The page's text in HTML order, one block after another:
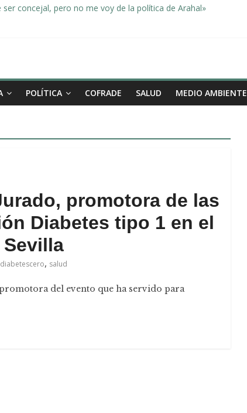
concejal, pero no me voy de la política de Arahal»
POLÍTICA COFRADE SALUD MEDIO AMBIENTE
promotora de las
Diabetes tipo 1 en el
diabetescero, salud
del evento que ha servido para